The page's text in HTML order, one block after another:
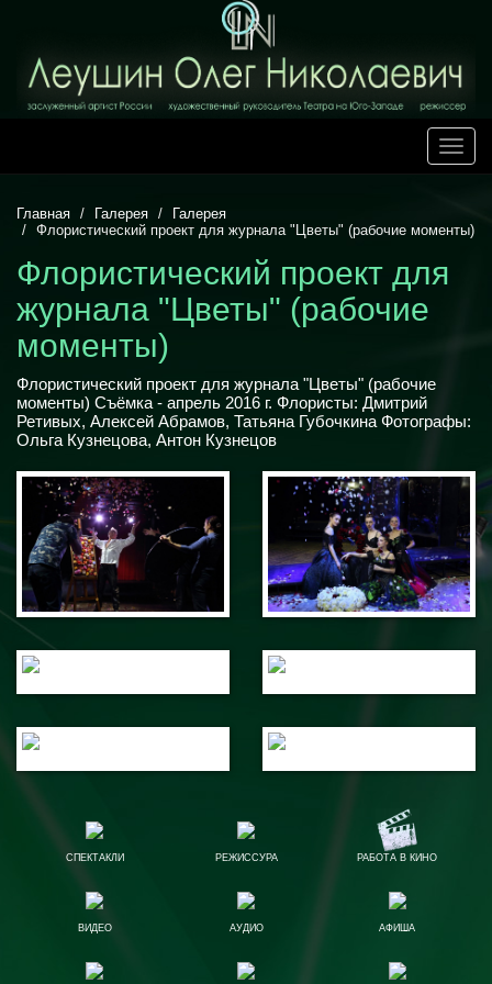
Toggle
Главная Галерея
Галерея
Флористический проект для журнала "Цветы" (рабочие моменты)
Флористический проект для
журнала "Цветы" (рабочие
моменты)
Флористический проект для журнала "Цветы" (рабочие
моменты) Съёмка - апрель 2016 г. Флористы: Дмитрий
Ретивых, Алексей Абрамов, Татьяна Губочкина Фотографы:
Ольга Кузнецова, Антон Кузнецов
СПЕКТАКЛИ РЕЖИССУРА РАБОТА В КИНО
ВИДЕО АУДИО АФИША